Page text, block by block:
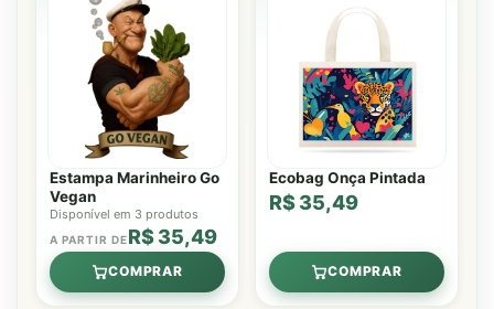
Estampa Marinheiro Go
Vegan
Disponível em 3 produtos
A PARTIR DER$ 35,49
COMPRAR
Ecobag Onça Pintada
R$ 35,49
COMPRAR